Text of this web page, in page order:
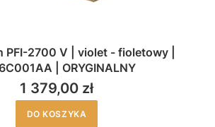
PFI-2700 V | violet - fioletowy |
| ORYGINALNY
1 379,00 zł
DO KOSZYKA